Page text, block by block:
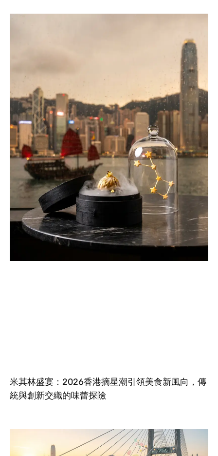
米其林盛宴：2026香港摘星潮引領美食新風向，傳
統與創新交織的味蕾探險